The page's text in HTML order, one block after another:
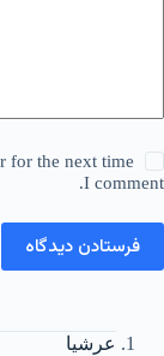
for the next time
I comment.
فرستادن دیدگاه
عرشیا